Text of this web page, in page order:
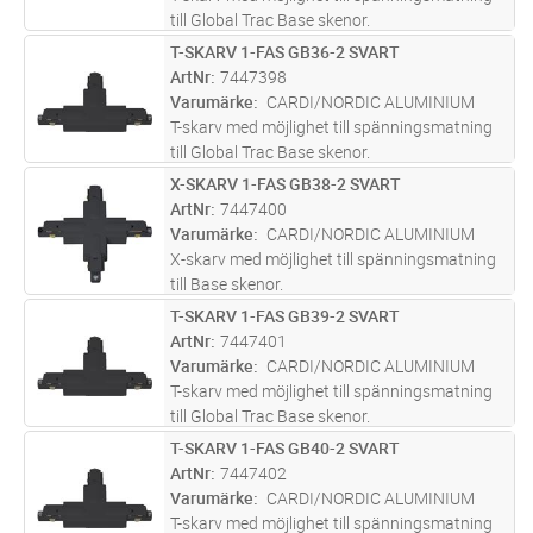
till Global Trac Base skenor.
ST Lägg i kundvagn
T-SKARV 1-FAS GB36-2 SVART
ArtNr 7447398
Varumärke
CARDI/NORDIC ALUMINIUM
T-skarv med möjlighet till spänningsmatning
till Global Trac Base skenor.
ST Lägg i kundvagn
X-SKARV 1-FAS GB38-2 SVART
ArtNr 7447400
Varumärke
CARDI/NORDIC ALUMINIUM
X-skarv med möjlighet till spänningsmatning
till Base skenor.
ST Lägg i kundvagn
T-SKARV 1-FAS GB39-2 SVART
ArtNr 7447401
Varumärke
CARDI/NORDIC ALUMINIUM
T-skarv med möjlighet till spänningsmatning
till Global Trac Base skenor.
ST Lägg i kundvagn
T-SKARV 1-FAS GB40-2 SVART
ArtNr 7447402
Varumärke
CARDI/NORDIC ALUMINIUM
T-skarv med möjlighet till spänningsmatning